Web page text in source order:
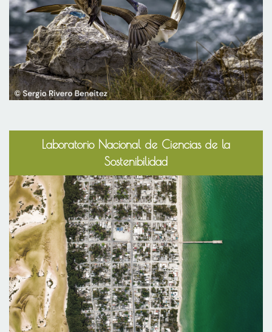
Laboratorio Nacional de Ciencias de la
Sostenibilidad